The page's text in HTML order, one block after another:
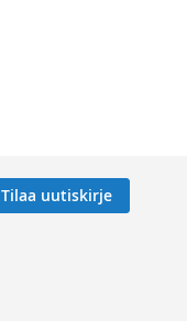
Tilaa uutiskirje